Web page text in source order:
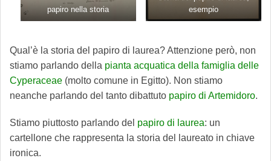
papiro nella storia
esempio
Qual’è la storia del papiro di laurea? Attenzione però, non
stiamo parlando della pianta acquatica della famiglia delle
Cyperaceae (molto comune in Egitto). Non stiamo
neanche parlando del tanto dibattuto papiro di Artemidoro.
Stiamo piuttosto parlando del papiro di laurea: un
cartellone che rappresenta la storia del laureato in chiave
ironica.